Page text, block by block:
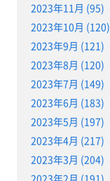
2023年11月 (95)
2023年10月 (120)
2023年9月 (121)
2023年8月 (120)
2023年7月 (149)
2023年6月 (183)
2023年5月 (197)
2023年4月 (217)
2023年3月 (204)